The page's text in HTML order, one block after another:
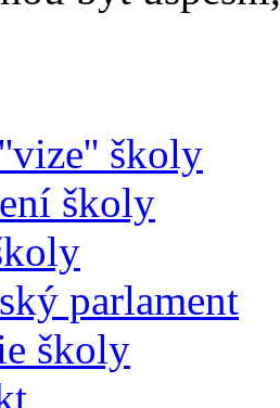
školy
školy
parlament
školy